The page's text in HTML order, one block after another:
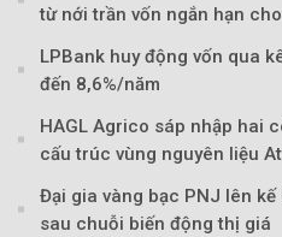
từ nới trần vốn ngắn hạn
LPBank huy động vốn qua
đến 8,6%/năm
HAGL Agrico sáp nhập hai
cấu trúc vùng nguyên liệu
Đại gia vàng bạc PNJ lên
sau chuỗi biến động thị giá